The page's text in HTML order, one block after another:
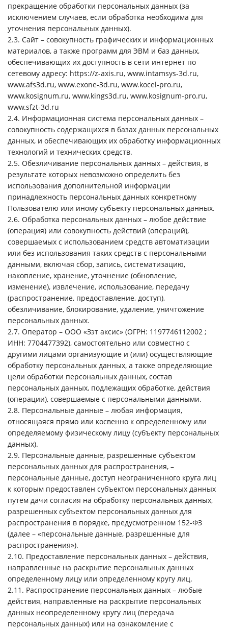
прекращение обработки персональных данных (за
исключением случаев, если обработка необходима для
уточнения персональных данных).
2.3. Сайт – совокупность графических и информационных
материалов, а также программ для ЭВМ и баз данных,
обеспечивающих их доступность в сети интернет по
сетевому адресу: https://z-axis.ru, www.intamsys-3d.ru,
www.afs3d.ru, www.exone-3d.ru, www.kocel-pro.ru,
www.kosignum.ru, www.kings3d.ru, www.kosignum-pro.ru,
www.sfzt-3d.ru
2.4. Информационная система персональных данных –
совокупность содержащихся в базах данных персональных
данных, и обеспечивающих их обработку информационных
технологий и технических средств.
2.5. Обезличивание персональных данных – действия, в
результате которых невозможно определить без
использования дополнительной информации
принадлежность персональных данных конкретному
Пользователю или иному субъекту персональных данных.
2.6. Обработка персональных данных – любое действие
(операция) или совокупность действий (операций),
совершаемых с использованием средств автоматизации
или без использования таких средств с персональными
данными, включая сбор, запись, систематизацию,
накопление, хранение, уточнение (обновление,
изменение), извлечение, использование, передачу
(распространение, предоставление, доступ),
обезличивание, блокирование, удаление, уничтожение
персональных данных.
2.7. Оператор – ООО «Зэт аксис» (ОГРН: 1197746112002 ;
ИНН: 7704477392), самостоятельно или совместно с
другими лицами организующие и (или) осуществляющие
обработку персональных данных, а также определяющие
цели обработки персональных данных, состав
персональных данных, подлежащих обработке, действия
(операции), совершаемые с персональными данными.
2.8. Персональные данные – любая информация,
относящаяся прямо или косвенно к определенному или
определяемому физическому лицу (субъекту персональных
данных).
2.9. Персональные данные, разрешенные субъектом
персональных данных для распространения, –
персональные данные, доступ неограниченного круга лиц
к которым предоставлен субъектом персональных данных
путем дачи согласия на обработку персональных данных,
разрешенных субъектом персональных данных для
распространения в порядке, предусмотренном 152-ФЗ
(далее – «персональные данные, разрешенные для
распространения»).
2.10. Предоставление персональных данных – действия,
направленные на раскрытие персональных данных
определенному лицу или определенному кругу лиц.
2.11. Распространение персональных данных – любые
действия, направленные на раскрытие персональных
данных неопределенному кругу лиц (передача
персональных данных) или на ознакомление с